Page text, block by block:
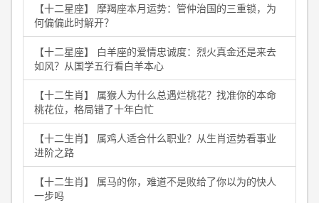
【十二星座】 摩羯座本月运势：管仲治国的三重锁，为
何偏偏此时解开？
【十二星座】 白羊座的爱情忠诚度：烈火真金还是来去
如风？从国学五行看白羊本心
【十二生肖】 属猴人为什么总遇烂桃花？找准你的本命
桃花位，格局错了十年白忙
【十二生肖】 属鸡人适合什么职业？从生肖运势看事业
进阶之路
【十二生肖】 属马的你，难道不是败给了你以为的快人
一步吗